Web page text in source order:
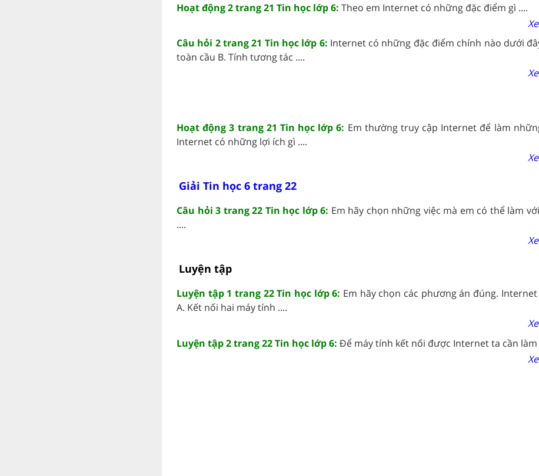
Hoạt động 2 trang 21 Tin học lớp 6: Theo em Internet có những đặc điểm gì ....
Câu hỏi 2 trang 21 Tin học lớp 6: Internet có những đặc điểm chính nào dưới
toàn cầu B. Tính tương tác ....
Hoạt động 3 trang 21 Tin học lớp 6: Em thường truy cập Internet để làm
Internet có những lợi ích gì ....
Giải Tin học 6 trang 22
Câu hỏi 3 trang 22 Tin học lớp 6: Em hãy chọn những việc mà em có thể làm
....
Luyện tập
Luyện tập 1 trang 22 Tin học lớp 6: Em hãy chọn các phương án đúng. Internet
A. Kết nối hai máy tính ....
Luyện tập 2 trang 22 Tin học lớp 6: Để máy tính kết nối được Internet ta cần làm